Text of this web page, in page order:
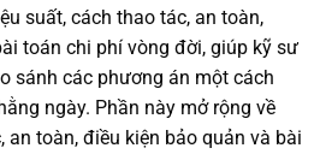
suất, cách thao tác, an toàn,
toán chi phí vòng đời, giúp kỹ sư
sánh các phương án một cách
ngày. Phần này mở rộng về
an toàn, điều kiện bảo quản và bài